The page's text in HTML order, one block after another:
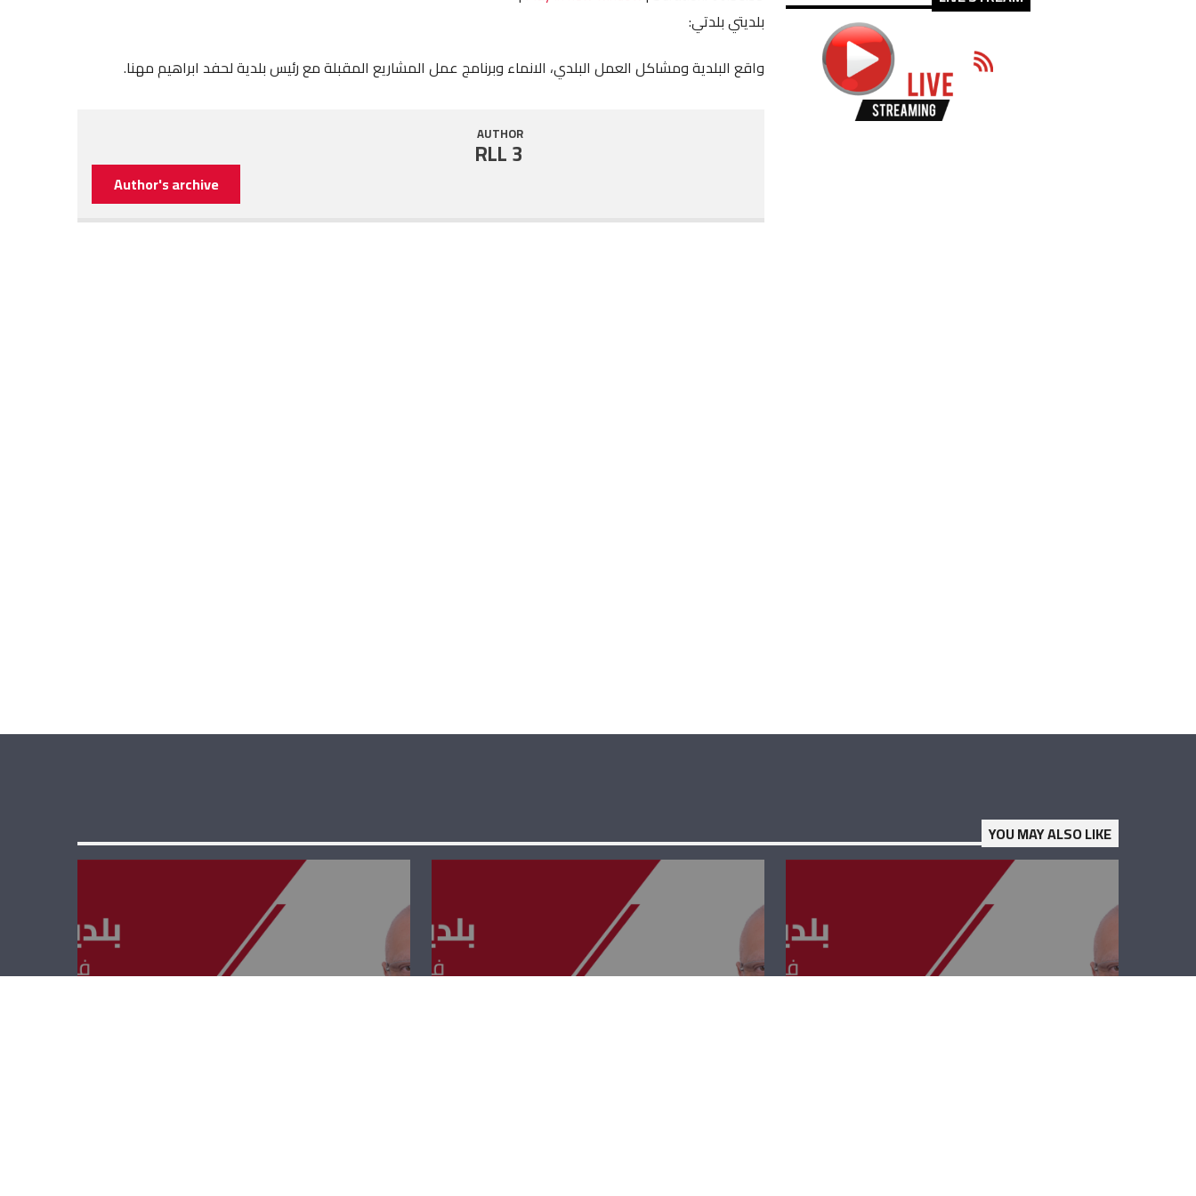
SHARE
LINK
بلديتي بلدتي:
واقع البلدية ومشاكل العمل البلدي، الانماء وبرنامج عمل المشاريع المقبلة مع رئيس بلدية لحفد ابراهيم مهنا.
AUTHOR
RLL 3
Author's archive
YOU MAY ALSO LIKE